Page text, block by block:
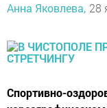
Анна Яковлева, 28
Спортивно-